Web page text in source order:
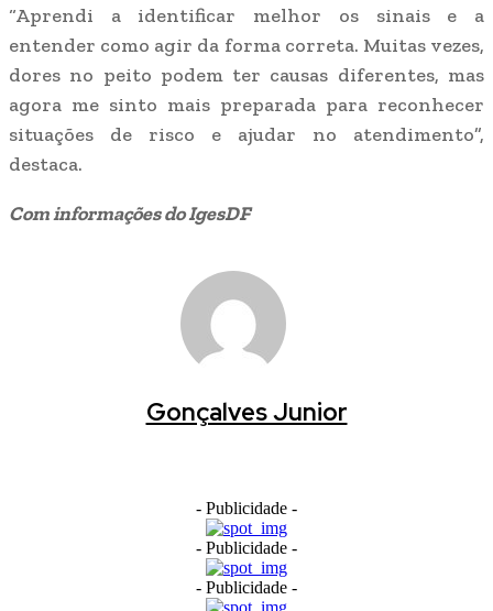
“Aprendi a identificar melhor os sinais e a
entender como agir da forma correta. Muitas vezes,
dores no peito podem ter causas diferentes, mas
agora me sinto mais preparada para reconhecer
situações de risco e ajudar no atendimento”,
destaca.
Com informações do IgesDF
Gonçalves Junior
- Publicidade -
- Publicidade -
- Publicidade -